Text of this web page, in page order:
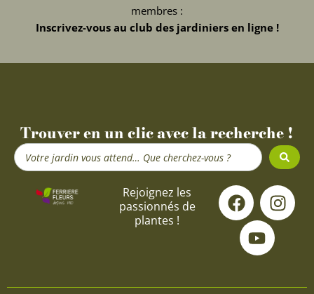
membres :
Inscrivez-vous au club des jardiniers en ligne !
Trouver en un clic avec la recherche !
Search
...
Rejoignez les
passionnés de
plantes !
F
a
c
e
o
I
n
s
g
Y
o
u
t
u
b